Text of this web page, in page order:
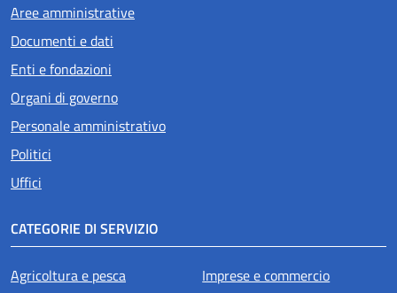
Aree amministrative
Documenti e dati
Enti e fondazioni
Organi di governo
Personale amministrativo
Politici
Uffici
CATEGORIE DI SERVIZIO
Agricoltura e pesca
Imprese e commercio